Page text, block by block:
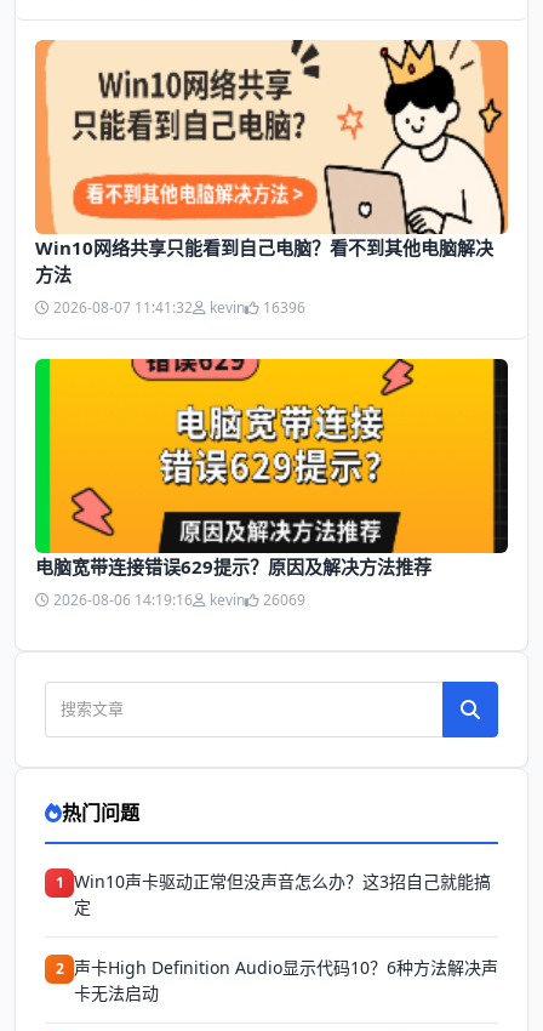
Win10网络共享只能看到自己电脑？看不到其他电脑解决
方法
2026-08-07 11:41:32 kevin 16396
电脑宽带连接错误629提示？原因及解决方法推荐
2026-08-06 14:19:16 kevin 26069
热门问题
1 Win10声卡驱动正常但没声音怎么办？这3招自己就能搞
定
2 声卡High Definition Audio显示代码10？6种方法解决声
卡无法启动